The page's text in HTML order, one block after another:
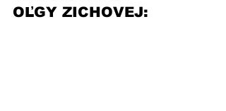
OĽGY ZICHOVEJ: